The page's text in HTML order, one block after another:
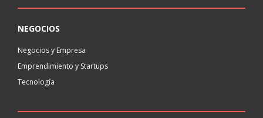
NEGOCIOS
Negocios y Empresa
Emprendimiento y Startups
Tecnología